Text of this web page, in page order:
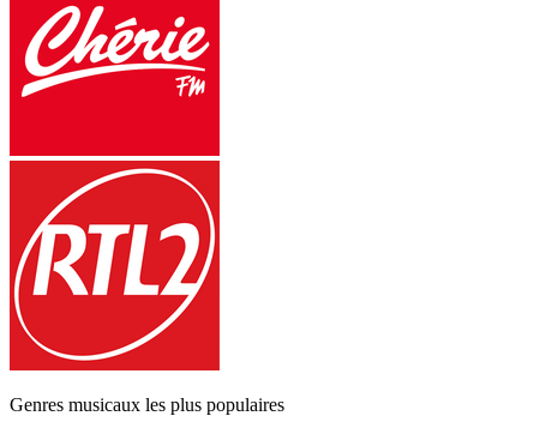
Genres musicaux les plus populaires